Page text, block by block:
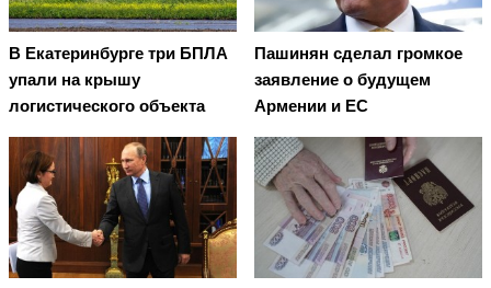
В Екатеринбурге три БПЛА
упали на крышу
логистического объекта
Пашинян сделал громкое
заявление о будущем
Армении и ЕС